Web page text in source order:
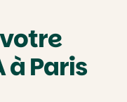
Paris